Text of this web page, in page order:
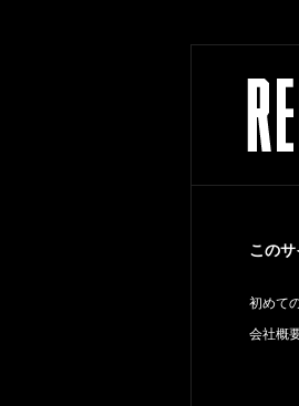
この
初めて
会社概